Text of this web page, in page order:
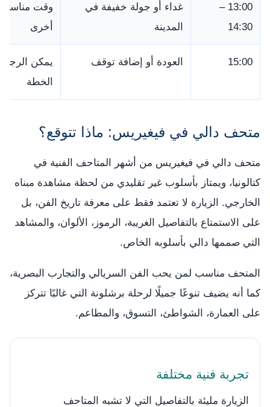
13:00 –
14:30
غداء أو جولة خفيفة في
المدينة
وقت مناسب
أخرى
15:00 العودة أو إضافة توقف
يمكن
الخطة
متحف دالي في فيغيريس: ماذا تتوقع؟
متحف دالي في فيغيريس من أشهر المتاحف الفنية في
كتالونيا، ويمتاز بأسلوب غير تقليدي من لحظة مشاهدة مبناه
الخارجي. الزيارة لا تعتمد فقط على معرفة تاريخ الفن، بل
على الاستمتاع بالتفاصيل الغريبة، الرموز، الألوان، والمشاهد
التي صممها دالي بأسلوبه الخاص.
المتحف مناسب لمن يحب الفن السريالي والتجارب البصرية،
كما أنه يضيف تنوعًا جميلًا لرحلة برشلونة التي غالبًا تتركز
على العمارة، الشواطئ، التسوق، والمطاعم.
تجربة فنية مختلفة
الزيارة مليئة بالتفاصيل التي لا تشبه المتاحف